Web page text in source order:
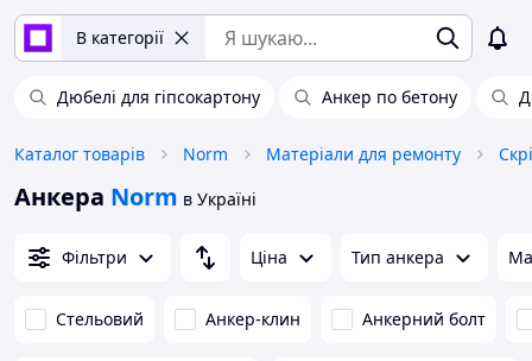
В категорії
Дюбелі для гіпсокартону Анкер по бетону
Каталог товарів Norm Матеріали для ремонту
Анкера Norm в Україні
Фільтри Ціна Тип анкера
Стельовий Анкер-клин Анкерний болт